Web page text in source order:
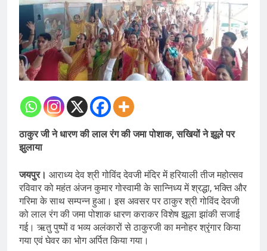
ठाकुर जी ने धारण की लाल रंग की जमा पोशाक, सखियों ने झूले पर
झुलाया
जयपुर। आराध्य देव श्री गोविंद देवजी मंदिर में हरियाली तीज महोत्सव
रविवार को महंत अंजन कुमार गोस्वामी के सान्निध्य में श्रद्धा, भक्ति और
गरिमा के साथ सम्पन्न हुआ। इस अवसर पर ठाकुर श्री गोविंद देवजी
को लाल रंग की जमा पोशाक धारण कराकर विशेष झूला झांकी सजाई
गई। ऋतु पुष्पों व भव्य अलंकारों से ठाकुरजी का मनोहर श्रृंगार किया
गया एवं घेवर का भोग अर्पित किया गया।